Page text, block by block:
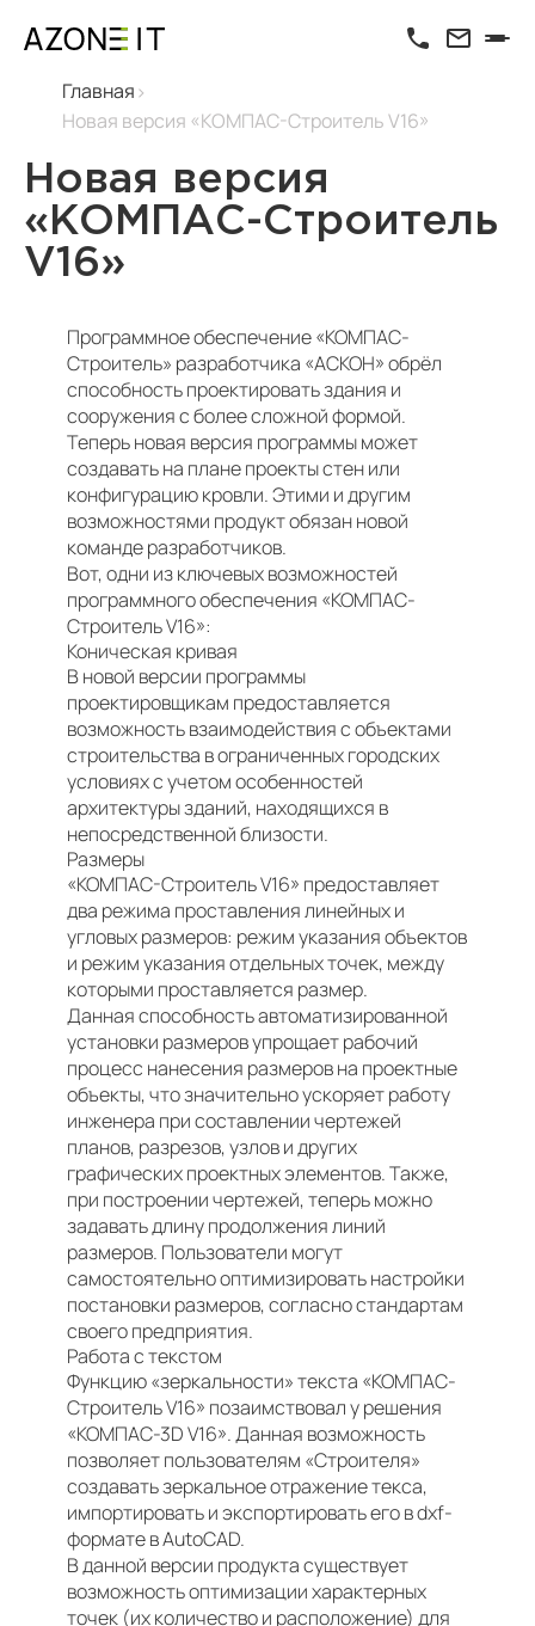
Главная
Новая версия «КОМПАС-Строитель V16»
Новая версия
«КОМПАС-Строитель
V16»
Программное обеспечение «КОМПАС-
Строитель» разработчика «АСКОН» обрёл
способность проектировать здания и
сооружения с более сложной формой.
Теперь новая версия программы может
создавать на плане проекты стен или
конфигурацию кровли. Этими и другим
возможностями продукт обязан новой
команде разработчиков.
Вот, одни из ключевых возможностей
программного обеспечения «КОМПАС-
Строитель V16»:
Коническая кривая
В новой версии программы
проектировщикам предоставляется
возможность взаимодействия с объектами
строительства в ограниченных городских
условиях с учетом особенностей
архитектуры зданий, находящихся в
непосредственной близости.
Размеры
«КОМПАС-Строитель V16» предоставляет
два режима проставления линейных и
угловых размеров: режим указания объектов
и режим указания отдельных точек, между
которыми проставляется размер.
Данная способность автоматизированной
установки размеров упрощает рабочий
процесс нанесения размеров на проектные
объекты, что значительно ускоряет работу
инженера при составлении чертежей
планов, разрезов, узлов и других
графических проектных элементов. Также,
при построении чертежей, теперь можно
задавать длину продолжения линий
размеров. Пользователи могут
самостоятельно оптимизировать настройки
постановки размеров, согласно стандартам
своего предприятия.
Работа с текстом
Функцию «зеркальности» текста «КОМПАС-
Строитель V16» позаимствовал у решения
«КОМПАС-3D V16». Данная возможность
позволяет пользователям «Строителя»
создавать зеркальное отражение текса,
импортировать и экспортировать его в dxf-
формате в AutoCAD.
В данной версии продукта существует
возможность оптимизации характерных
точек (их количество и расположение) для